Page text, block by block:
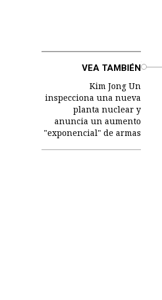
VEA TAMBIÉN
Kim Jong Un
inspecciona una nueva
planta nuclear y
anuncia un aumento
"exponencial" de armas